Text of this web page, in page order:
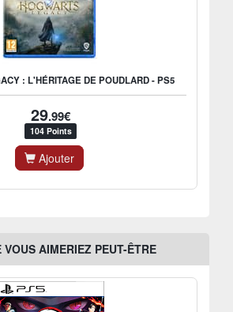
: L'HÉRITAGE DE POUDLARD - PS5
29.99€
104 Points
Ajouter
VOUS AIMERIEZ PEUT-ÊTRE